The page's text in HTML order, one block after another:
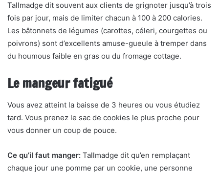
Tallmadge dit souvent aux clients de grignoter jusqu’à trois
fois par jour, mais de limiter chacun à 100 à 200 calories.
Les bâtonnets de légumes (carottes, céleri, courgettes ou
poivrons) sont d’excellents amuse-gueule à tremper dans
du houmous faible en gras ou du fromage cottage.
Le mangeur fatigué
Vous avez atteint la baisse de 3 heures ou vous étudiez
tard. Vous prenez le sac de cookies le plus proche pour
vous donner un coup de pouce.
Ce qu’il faut manger: Tallmadge dit qu’en remplaçant
chaque jour une pomme par un cookie, une personne